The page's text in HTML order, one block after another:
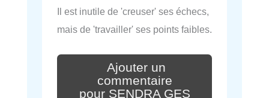
Il est inutile de 'creuser' ses échecs,
mais de 'travailler' ses points faibles.
Ajouter un
commentaire
pour SENDRA GES